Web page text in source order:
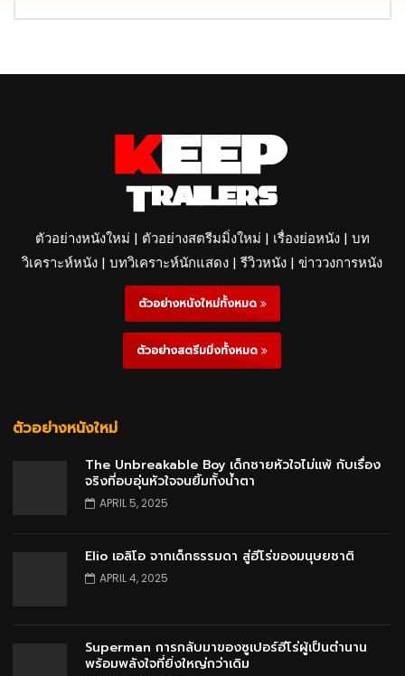
ตัวอย่างหนังใหม่ | ตัวอย่างสตรีมมิ่งใหม่ | เรื่องย่อหนัง | บท
วิเคราะห์หนัง | บทวิเคราะห์นักแสดง | รีวิวหนัง | ข่าววงการหนัง
ตัวอย่างหนังใหม่ทั้งหมด
ตัวอย่างสตรีมมิ่งทั้งหมด
ตัวอย่างหนังใหม่
The Unbreakable Boy เด็กชายหัวใจไม่แพ้ กับเรื่อง
จริงที่อบอุ่นหัวใจจนยิ้มทั้งน้ำตา
APRIL 5, 2025
Elio เอลิโอ จากเด็กธรรมดา สู่ฮีโร่ของมนุษยชาติ
APRIL 4, 2025
Superman การกลับมาของซูเปอร์ฮีโร่ผู้เป็นตำนาน
พร้อมพลังใจที่ยิ่งใหญ่กว่าเดิม